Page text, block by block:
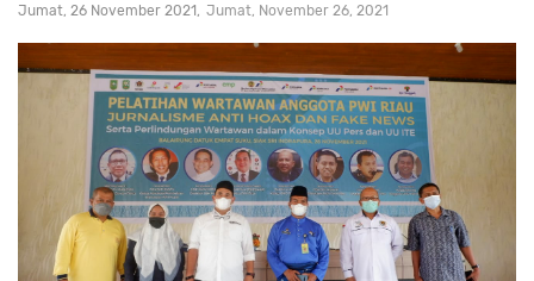
Jumat, 26 November 2021
Jumat, November 26, 2021